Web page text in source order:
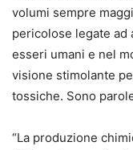
volumi sempre
pericolose legate
esseri umani e nel
visione stimolante
tossiche. Sono
“La produzione